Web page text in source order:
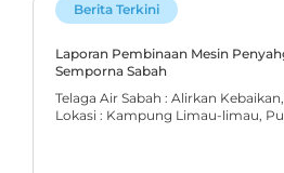
Berita Terkini
Laporan Pembinaan Mesin
Semporna Sabah
Telaga Air Sabah : Alirkan
Lokasi : Kampung Limau-limau,